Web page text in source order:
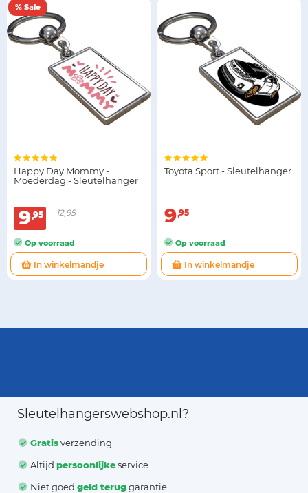
% Sale
Happy Day Mommy -
Moederdag - Sleutelhanger
9 95 12,95
Op voorraad
In winkelmandje
Toyota Sport - Sleutelhanger
9 95
Op voorraad
In winkelmandje
Sleutelhangerswebshop.nl?
Gratisverzending
Altijdpersoonlijkeservice
Niet goedgeld teruggarantie